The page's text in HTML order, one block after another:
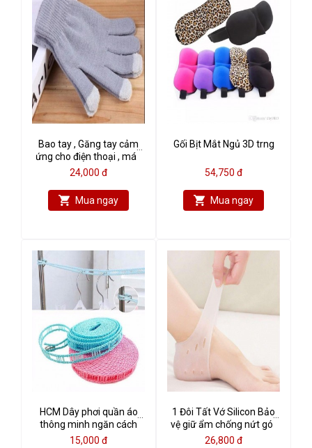
Bao tay , Găng tay cảm
ứng cho điện thoại , máy
tính bảng
24,000 đ
Mua ngay
Gối Bịt Mắt Ngủ 3D trng
54,750 đ
Mua ngay
HCM Dây phơi quần áo
thông minh ngăn cách
cho dồ nhanh khô
15,000 đ
1 Đôi Tất Vớ Silicon Bảo
vệ giữ ẩm chống nứt gót
chân ( trắng)
26,800 đ